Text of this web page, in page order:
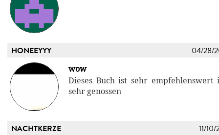
HONEEYYY 04/28/
wow
Dieses Buch ist sehr empfehlenswert
sehr genossen
NACHTKERZE 11/